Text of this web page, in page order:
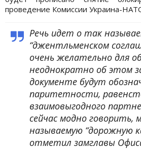
проведение Комиссии Украина-
Речь идет о так
“джентльменском
очень желательно для
неоднократно об этом
документе будут
паритетности,
взаимовыгодного
сейчас модно
называемую “дорожную
отметил замглавы